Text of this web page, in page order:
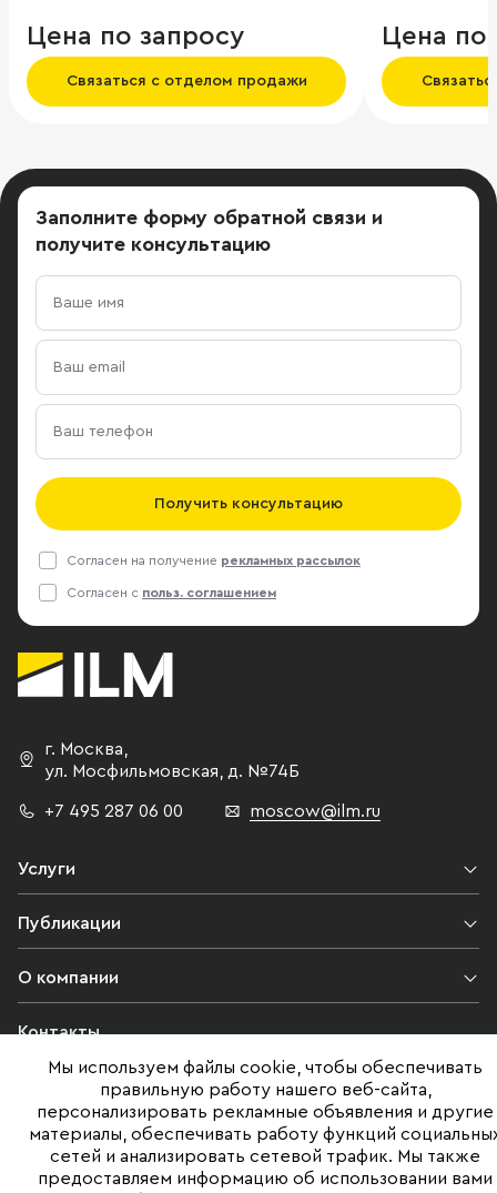
Цена по запросу
Связаться с отделом продажи
Цена по
Заполните форму обратной связи и
получите консультацию
Получить консультацию
Согласен на получение рекламных рассылок
Согласен с польз. соглашением
г. Москва,
ул. Мосфильмовская, д. №74Б
+7 495 287 06 00 moscow@ilm.ru
Услуги
Публикации
О компании
Контакты
Юридическая информация
©ILM 2009-2026. Все права защищены
Мы используем файлы cookie, чтобы обеспечивать
правильную работу нашего веб-сайта,
персонализировать рекламные объявления и другие
материалы, обеспечивать работу функций
сетей и анализировать сетевой трафик. Мы также
предоставляем информацию об использовании вами